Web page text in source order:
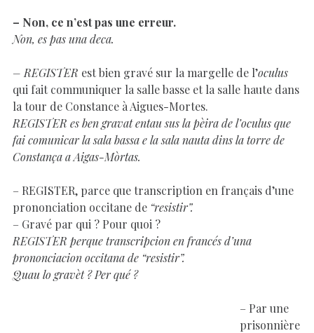
– Non, ce n’est pas une erreur.
Non, es pas una deca.
– REGISTER est bien gravé sur la margelle de l’oculus
qui fait communiquer la salle basse et la salle haute dans
la tour de Constance à Aigues-Mortes.
REGISTER es ben gravat entau sus la pèira de l’oculus que
fai comunicar la sala bassa e la sala nauta dins la torre de
Constança a Aigas-Mòrtas.
– REGISTER, parce que transcription en français d’une
prononciation occitane de “resistir”.
– Gravé par qui ? Pour quoi ?
REGISTER perque transcripcion en francés d’una
prononciacion occitana de “resistir”.
Quau lo gravèt ? Per qué ?
– Par une
prisonnière